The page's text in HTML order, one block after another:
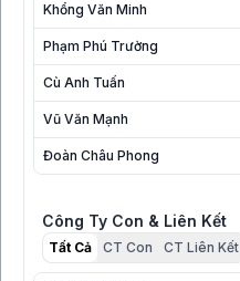
Khổng Văn Minh
Phạm Phú Trường
Cù Anh Tuấn
Vũ Văn Mạnh
Đoàn Châu Phong
Công Ty Con & Liên Kết
Tất Cả CT Con CT Liên Kết